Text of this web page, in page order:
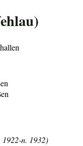
1922-n. 1932)